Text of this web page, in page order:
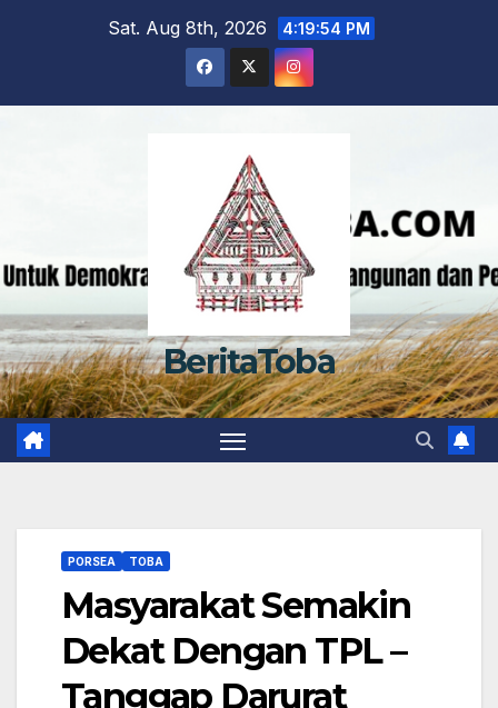
Sat. Aug 8th, 2026 4:19:55 PM
BeritaToba
PORSEA TOBA
Masyarakat Semakin
Dekat Dengan TPL –
Tanggap Darurat